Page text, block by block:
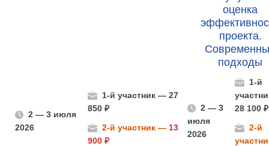
оценка
проекта.
подходы
2 — 3 июля
2026
1-й участник — 27
850 ₽
2-й участник — 13
900 ₽
2 — 3
июля
2026
1-й
28 100 ₽
2-й